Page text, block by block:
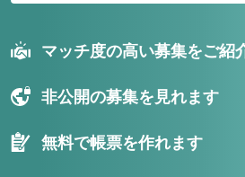
マッチ度の高い募集をご紹
非公開の募集を見れます
無料で帳票を作れます